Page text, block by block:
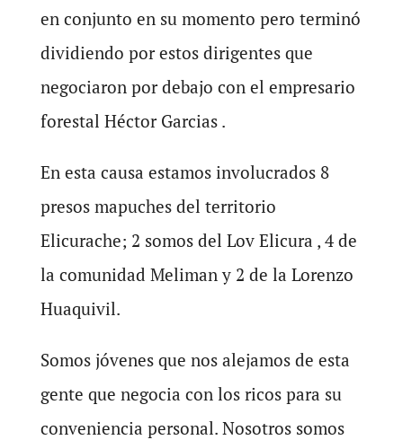
en conjunto en su momento pero terminó
dividiendo por estos dirigentes que
negociaron por debajo con el empresario
forestal Héctor Garcias .
En esta causa estamos involucrados 8
presos mapuches del territorio
Elicurache; 2 somos del Lov Elicura , 4 de
la comunidad Meliman y 2 de la Lorenzo
Huaquivil.
Somos jóvenes que nos alejamos de esta
gente que negocia con los ricos para su
conveniencia personal. Nosotros somos